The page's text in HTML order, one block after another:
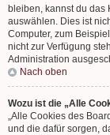
bleiben, kannst du das
auswählen. Dies ist
Computer, zum
nicht zur Verfügung
Administration
Nach oben
Wozu ist die „Alle
„Alle Cookies des
und die dafür sorgen,